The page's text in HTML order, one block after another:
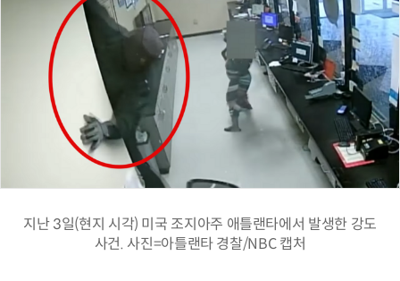
지난 3일(현지 시각) 미국 조지아주 애틀랜타에서 발생한 강도
사건. 사진=아틀랜타 경찰/NBC 캡처